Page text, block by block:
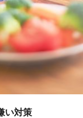
い対策